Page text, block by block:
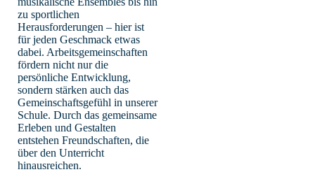
zu sportlichen
Herausforderungen – hier ist
für jeden Geschmack etwas
dabei. Arbeitsgemeinschaften
fördern nicht nur die
persönliche Entwicklung,
sondern stärken auch das
Gemeinschaftsgefühl in unserer
Schule. Durch das gemeinsame
Erleben und Gestalten
entstehen Freundschaften, die
über den Unterricht
hinausreichen.